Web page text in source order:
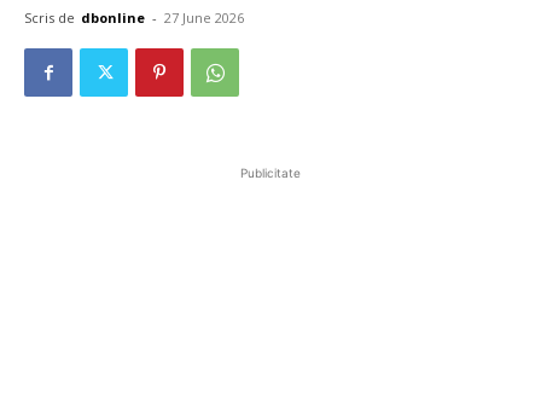
Scris de dbonline - 27 June 2026
Publicitate